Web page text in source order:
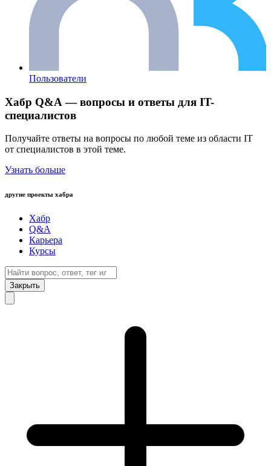
Пользователи
Хабр Q&A — вопросы и ответы для IT-
специалистов
Получайте ответы на вопросы по любой теме из области IT
от специалистов в этой теме.
Узнать больше
другие проекты хабра
Хабр
Q&A
Карьера
Курсы
Закрыть